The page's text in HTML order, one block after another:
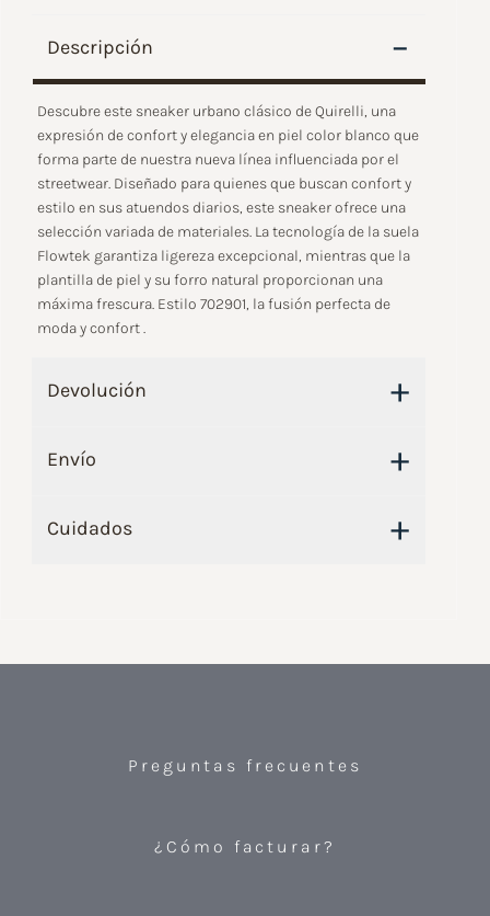
Descripción –
Descubre este sneaker urbano clásico de Quirelli, una
expresión de confort y elegancia en piel color blanco que
forma parte de nuestra nueva línea influenciada por el
streetwear. Diseñado para quienes que buscan confort y
estilo en sus atuendos diarios, este sneaker ofrece una
selección variada de materiales. La tecnología de la suela
Flowtek garantiza ligereza excepcional, mientras que la
plantilla de piel y su forro natural proporcionan una
máxima frescura. Estilo 702901, la fusión perfecta de
moda y confort .
Devolución +
Envío +
Cuidados +
Preguntas frecuentes
¿Cómo facturar?